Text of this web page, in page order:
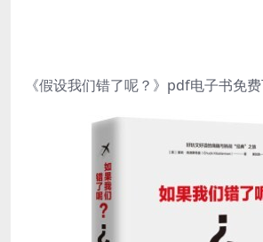
《假设我们错了呢？》pdf电子书免